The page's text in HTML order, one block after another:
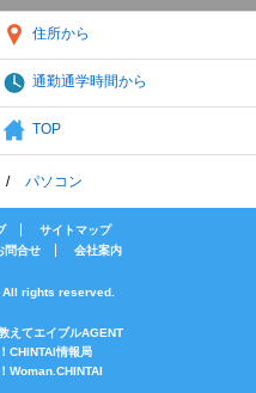
住所から
通勤通学時間から
TOP
パソコン
サイトマップ
問合せ 会社案内
All rights reserved.
えてエイブルAGENT
CHINTAI情報局
Woman.CHINTAI